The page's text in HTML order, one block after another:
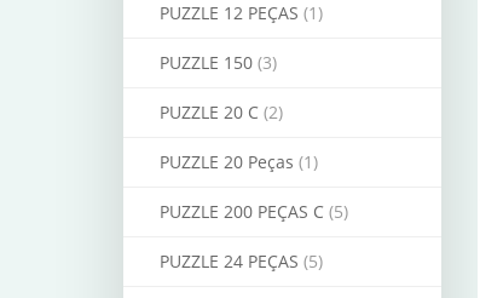
PUZZLE 12 PEÇAS (1)
PUZZLE 150 (3)
PUZZLE 20 C (2)
PUZZLE 20 Peças (1)
PUZZLE 200 PEÇAS C (5)
PUZZLE 24 PEÇAS (5)